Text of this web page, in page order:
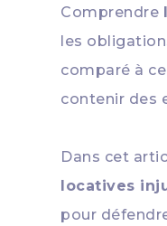
Comprendre
les
comparé à
contenir des
Dans cet
locatives
pour